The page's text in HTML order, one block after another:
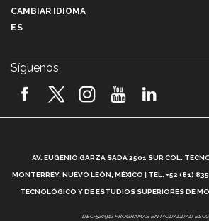
2026! (video)
¿Cómo es el Modelo
Vida Tec: Feminismo e
CAMBIAR IDIOMA
ES
Síguenos
AV. EUGENIO GARZA SADA 2501 SUR COL.
MONTERREY, NUEVO LEÓN, MÉXICO | TEL. +52 (81)
TECNOLÓGICO Y DE ESTUDIOS SUPERIORES DE
*DEC-520912 PROGRAMAS EN MODALIDAD